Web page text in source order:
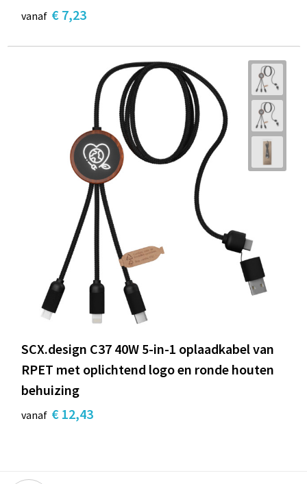
vanaf € 7,23
SCX.design C37 40W 5-in-1 oplaadkabel van
RPET met oplichtend logo en ronde houten
behuizing
vanaf € 12,43